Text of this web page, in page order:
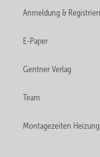
Anmeldung &
E-Paper
Gentner Verlag
Team
Montagezeiten Heizung